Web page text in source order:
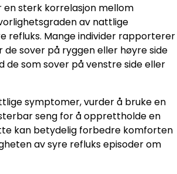
en sterk korrelasjon mellom
av nattlige
refluks. Mange individer rapporterer
de sover på ryggen eller høyre side
de som sover på venstre side eller
symptomer, vurder å bruke en
seng for å opprettholde en
kan betydelig forbedre komforten
av syre refluks episoder om